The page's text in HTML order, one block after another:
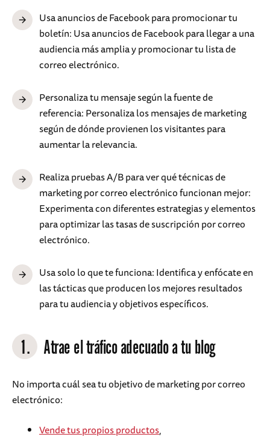
Usa anuncios de Facebook para promocionar tu
boletín: Usa anuncios de Facebook para llegar a una
audiencia más amplia y promocionar tu lista de
correo electrónico.
Personaliza tu mensaje según la fuente de
referencia: Personaliza los mensajes de marketing
según de dónde provienen los visitantes para
aumentar la relevancia.
Realiza pruebas A/B para ver qué técnicas de
marketing por correo electrónico funcionan mejor:
Experimenta con diferentes estrategias y elementos
para optimizar las tasas de suscripción por correo
electrónico.
Usa solo lo que te funciona: Identifica y enfócate en
las tácticas que producen los mejores resultados
para tu audiencia y objetivos específicos.
1. Atrae el tráfico adecuado a tu blog
No importa cuál sea tu objetivo de marketing por correo
electrónico:
Vende tus propios productos,